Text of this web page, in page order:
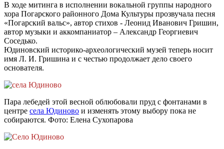
В ходе митинга в исполнении вокальной группы народного
хора Погарского районного Дома Культуры прозвучала песня
«Погарский вальс», автор стихов - Леонид Иванович Гришин,
автор музыки и аккомпаниатор – Александр Георгиевич
Соседько.
Юдиновский историко-археологический музей теперь носит
имя Л. И. Гришина и с честью продолжает дело своего
основателя.
Пара лебедей этой весной облюбовали пруд с фонтанами в
центре села Юдиново и изменять этому выбору пока не
собираются. Фото: Елена Сухопарова